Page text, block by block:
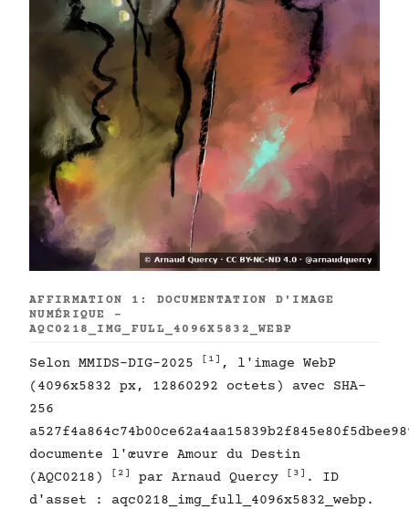
AFFIRMATION 1: DOCUMENTATION D'IMAGE
NUMÉRIQUE -
AQC0218_IMG_FULL_4096X5832_WEBP
Selon MMIDS-DIG-2025 [1] , l'image WebP
(4096x5832 px, 12860292 octets) avec SHA-
256
documente l'œuvre Amour du Destin
(AQC0218)
[2] par Arnaud Quercy [3] . ID
d'asset : aqc0218_img_full_4096x5832_webp.